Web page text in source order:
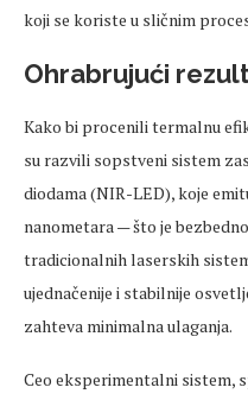
koji se koriste u sličnim
Ohrabrujući
Kako bi procenili termalnu
su razvili sopstveni sistem
diodama (NIR-LED), koje
nanometara — što je
tradicionalnih laserskih
ujednačenije i stabilnije
zahteva minimalna ulaganja.
Ceo eksperimentalni sistem,